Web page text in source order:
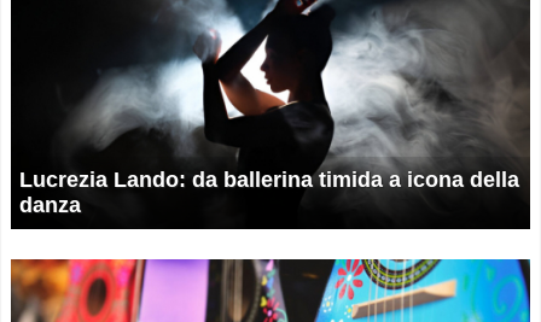
Lucrezia Lando: da ballerina timida a icona della
danza